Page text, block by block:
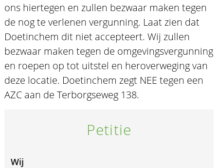
ons hiertegen en zullen bezwaar maken tegen
de nog te verlenen vergunning. Laat zien dat
Doetinchem dit niet accepteert. Wij zullen
bezwaar maken tegen de omgevingsvergunning
en roepen op tot uitstel en heroverweging van
deze locatie. Doetinchem zegt NEE tegen een
AZC aan de Terborgseweg 138.
Petitie
Wij